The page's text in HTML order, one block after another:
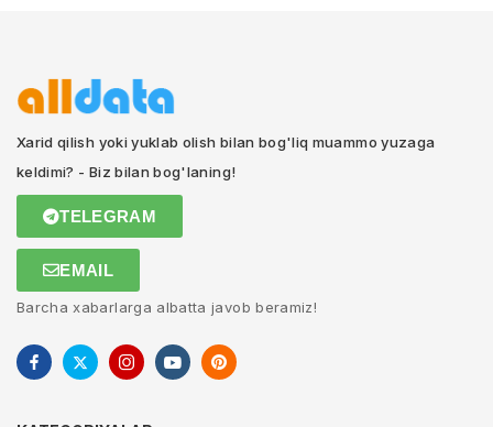
Xarid qilish yoki yuklab olish bilan bog'liq muammo yuzaga
keldimi? - Biz bilan bog'laning!
TELEGRAM
EMAIL
Barcha xabarlarga albatta javob beramiz!